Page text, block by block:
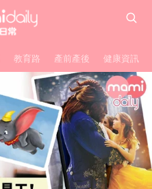
教育路 產前產後 健康資訊